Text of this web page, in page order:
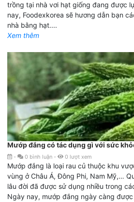
trồng tại nhà vơi hạt giống đang được
nay, Foodexkorea sẽ hương dẫn bạn
nhà bằng hạt....
Xem thêm
Mướp đắng có tác dụng gì với sức
- 0 bình luận - 0 lượt xem
Mướp đắng là loại rau củ thuộc khu
vùng ở Châu Á, Đông Phi, Nam Mỹ,…
lâu đời đã được sử dụng nhiều trong
Ngày nay, mướp đắng ngày càng